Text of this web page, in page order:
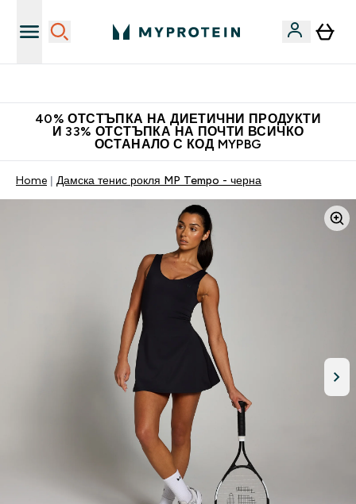
40% ОТСТЪПКА НА ДИЕТИЧНИ ПРОДУКТИ
И 33% ОТСТЪПКА НА ПОЧТИ ВСИЧКО
ОСТАНАЛО С КОД MYPBG
Home Дамска тенис рокля MP Tempo - черна